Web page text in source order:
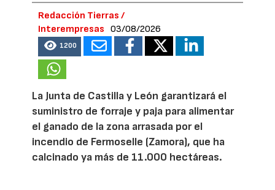
Redacción Tierras /
Interempresas
03/08/2026
1200
La Junta de Castilla y León garantizará el
suministro de forraje y paja para alimentar
el ganado de la zona arrasada por el
incendio de Fermoselle (Zamora), que ha
calcinado ya más de 11.000 hectáreas.